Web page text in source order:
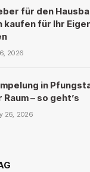
für den
kaufen für Ihr
2026
in
– so geht’s
26, 2026